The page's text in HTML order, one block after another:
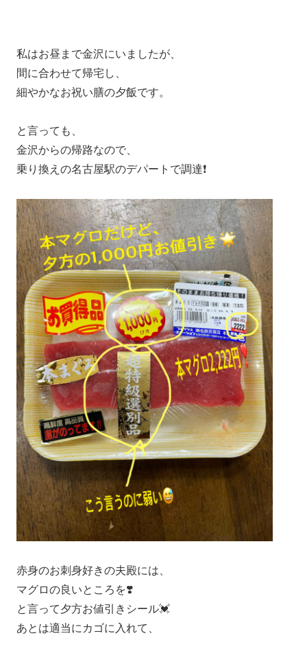
私はお昼まで金沢にいましたが、
間に合わせて帰宅し、
細やかなお祝い膳の夕飯です。
と言っても、
金沢からの帰路なので、
乗り換えの名古屋駅のデパートで調達❗️
赤身のお刺身好きの夫殿には、
マグロの良いところを❣️
と言って夕方お値引きシール💓
あとは適当にカゴに入れて、